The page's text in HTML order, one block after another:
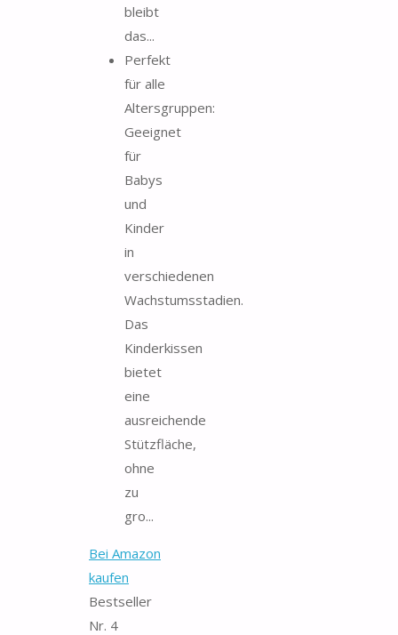
bleibt
das...
Perfekt
für alle
Altersgruppen:
Geeignet
für
Babys
und
Kinder
in
verschiedenen
Wachstumsstadien.
Das
Kinderkissen
bietet
eine
ausreichende
Stützfläche,
ohne
zu
gro...
Bei Amazon
kaufen
Bestseller
Nr. 4